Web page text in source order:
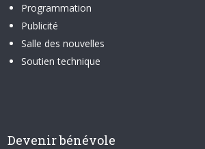
Programmation
Publicité
Salle des nouvelles
Soutien technique
Devenir bénévole